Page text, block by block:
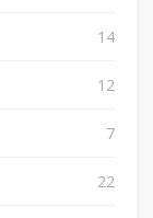
14
12
7
22